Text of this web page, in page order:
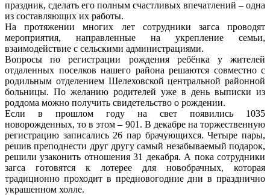
праздник, сделать его полным счастливых впечатлений – одна
из составляющих их работы.
На протяжении многих лет сотрудники загса проводят
мероприятия, направленные на укрепление семьи,
взаимодействие с сельскими администрациями.
Вопросы по регистрации рождения ребёнка у жителей
отдаленных поселков нашего района решаются совместно с
родильным отделением Шелеховской центральной районной
больницы. По желанию родителей уже в день выписки из
роддома можно получить свидетельство о рождении.
Если в прошлом году на свет появились 1035
новорожденных, то в этом – 901. В декабре на торжественную
регистрацию записались 26 пар брачующихся. Четыре пары,
решив преподнести друг другу самый незабываемый подарок,
решили узаконить отношения 31 декабря. А пока сотрудники
загса готовятся к лотерее для новобрачных, которая
традиционно проходит в предновогодние дни в празднично
украшенном холле.